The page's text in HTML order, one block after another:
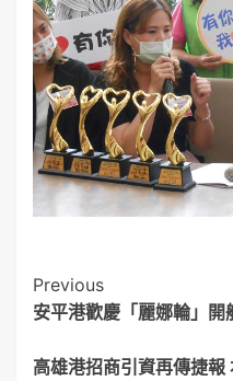
Post
Navigation
Previous
安平港歡慶「麗娜輪」
高雄港招商引資再傳捷